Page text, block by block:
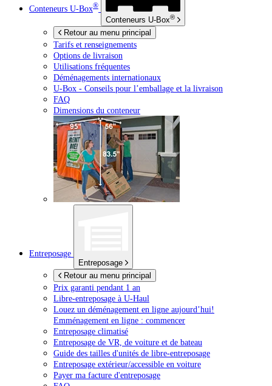
Conteneurs U-Box®
Conteneurs U-Box®
Retour au menu principal
Tarifs et renseignements
Options de livraison
Utilisations fréquentes
Déménagements internationaux
U-Box - Conseils pour l’emballage et la livraison
FAQ
Dimensions du conteneur
Entreposage
Entreposage
Retour au menu principal
Prix garanti pendant 1 an
Libre-entreposage à U-Haul
Louez un déménagement en ligne aujourd’hui!
Emménagement en ligne : commencer
Entreposage climatisé
Entreposage de VR, de voiture et de bateau
Guide des tailles d'unités de libre-entreposage
Entreposage extérieur/accessible en voiture
Payer ma facture d'entreposage